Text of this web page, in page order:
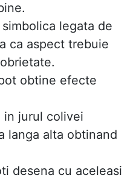
legata de
ca aspect trebuie
obtine efecte
in jurul colivei
langa alta obtinand
desena cu aceleasi